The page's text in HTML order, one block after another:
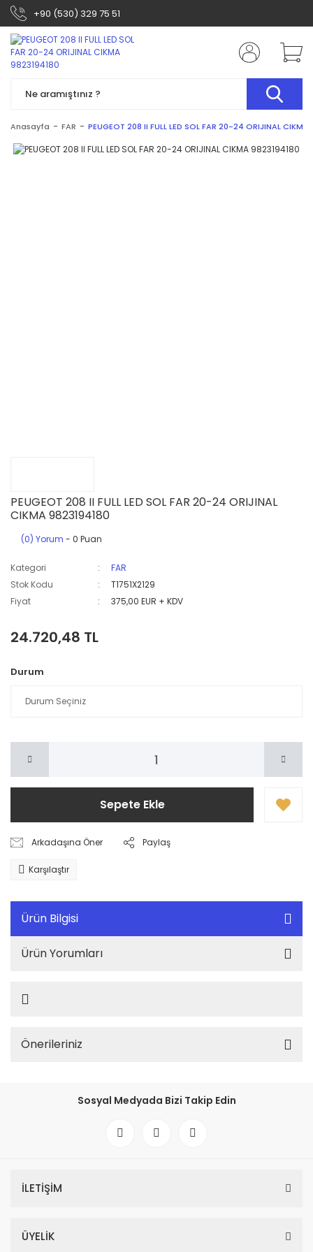
+90 (530) 329 75 51
Anasayfa FAR PEUGEOT 208 II FULL LED SOL FAR 20-24 ORIJINAL
PEUGEOT 208 II FULL LED SOL FAR 20-24 ORIJINAL
CIKMA 9823194180
(0) Yorum - 0 Puan
Kategori
FAR
Stok Kodu
T1751X2129
Fiyat
375,00 EUR + KDV
24.720,48 TL
Durum
Sepete Ekle
Arkadaşına Öner Paylaş
Karşılaştır
Ürün Bilgisi
Ürün Yorumları
Önerileriniz
Sosyal Medyada Bizi Takip Edin
İLETİŞİM
ÜYELİK